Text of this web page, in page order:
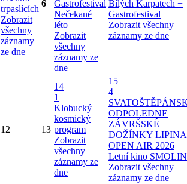
trpaslících
Zobrazit
všechny
záznamy
ze dne
6
Gastrofestival
Nečekané
léto
Zobrazit
všechny
záznamy ze
dne
Bílých Karpatech +
Gastrofestival
Zobrazit všechny
záznamy ze dne
12 13
14
1
Klobucký
kosmický
program
Zobrazit
všechny
záznamy ze
dne
15
4
ODPOLEDNE
ZÁVRŠSKÉ
DOŽÍNKY LIPINA
OPEN AIR 2026
Letní kino
Zobrazit všechny
záznamy ze dne